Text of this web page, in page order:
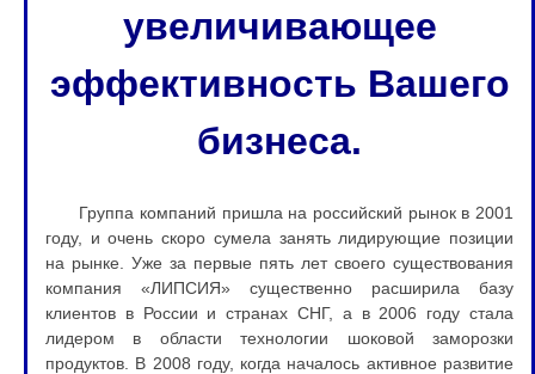
увеличивающее
эффективность Вашего
бизнеса.
Группа компаний пришла на российский рынок в 2001
году, и очень скоро сумела занять лидирующие позиции
на рынке. Уже за первые пять лет своего существования
компания «ЛИПСИЯ» существенно расширила базу
клиентов в России и странах СНГ, а в 2006 году стала
лидером в области технологии шоковой заморозки
продуктов. В 2008 году, когда началось активное развитие